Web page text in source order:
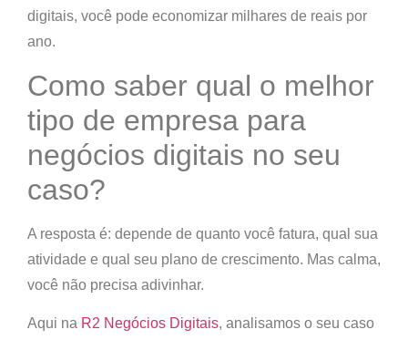
digitais, você pode economizar milhares de reais por
ano.
Como saber qual o melhor
tipo de empresa para
negócios digitais no seu
caso?
A resposta é: depende de quanto você fatura, qual sua
atividade e qual seu plano de crescimento. Mas calma,
você não precisa adivinhar.
Aqui na R2 Negócios Digitais, analisamos o seu caso